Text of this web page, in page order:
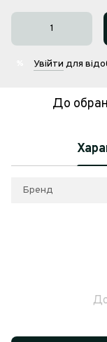
Увійти для
До
Бренд